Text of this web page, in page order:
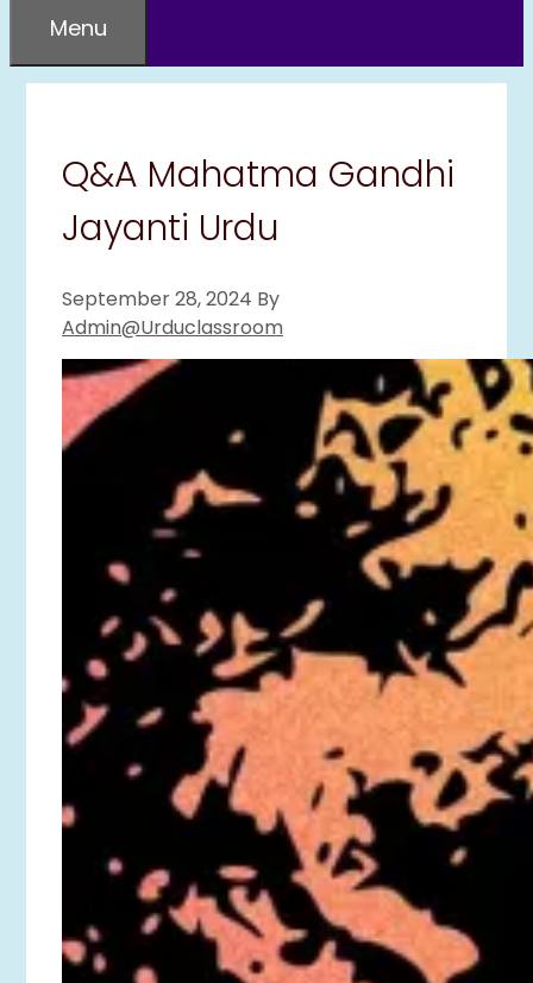
Menu
Q&A Mahatma Gandhi
Jayanti Urdu
September 28, 2024 By
Admin@urduclassroom